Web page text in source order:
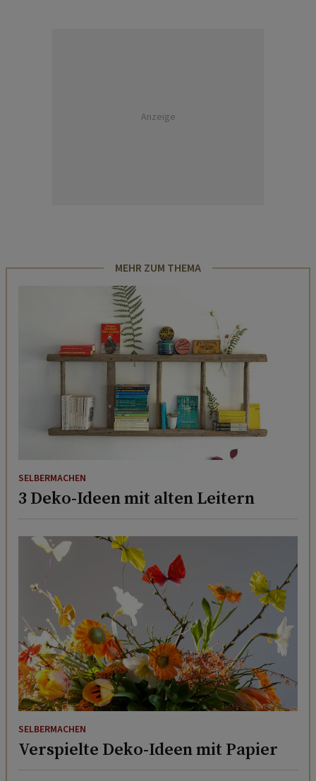
Anzeige
MEHR ZUM THEMA
SELBERMACHEN
3 Deko-Ideen mit alten Leitern
SELBERMACHEN
Verspielte Deko-Ideen mit Papier